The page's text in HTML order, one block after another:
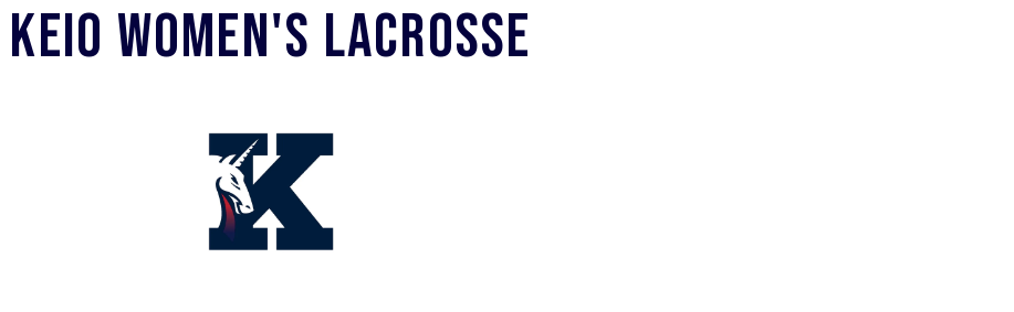
KEIO WOMEN'S LACROSSE